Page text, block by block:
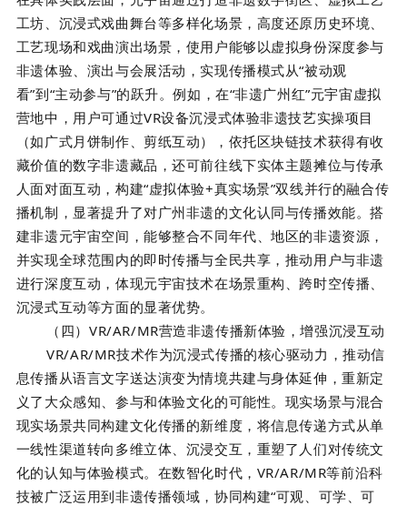
工坊、沉浸式戏曲舞台等多样化场景，高度还原历史环境、
工艺现场和戏曲演出场景，使用户能够以虚拟身份深度参与
非遗体验、演出与会展活动，实现传播模式从“被动观
看”到“主动参与”的跃升。例如，在“非遗广州红”元宇宙虚拟
营地中，用户可通过VR设备沉浸式体验非遗技艺实操项目
（如广式月饼制作、剪纸互动），依托区块链技术获得有收
藏价值的数字非遗藏品，还可前往线下实体主题摊位与传承
人面对面互动，构建“虚拟体验+真实场景”双线并行的融合传
播机制，显著提升了对广州非遗的文化认同与传播效能。搭
建非遗元宇宙空间，能够整合不同年代、地区的非遗资源，
并实现全球范围内的即时传播与全民共享，推动用户与非遗
进行深度互动，体现元宇宙技术在场景重构、跨时空传播、
沉浸式互动等方面的显著优势。
（四）VR/AR/MR营造非遗传播新体验，增强沉浸互动
VR/AR/MR技术作为沉浸式传播的核心驱动力，推动信
息传播从语言文字送达演变为情境共建与身体延伸，重新定
义了大众感知、参与和体验文化的可能性。现实场景与混合
现实场景共同构建文化传播的新维度，将信息传递方式从单
一线性渠道转向多维立体、沉浸交互，重塑了人们对传统文
化的认知与体验模式。在数智化时代，VR/AR/MR等前沿科
技被广泛运用到非遗传播领域，协同构建“可观、可学、可